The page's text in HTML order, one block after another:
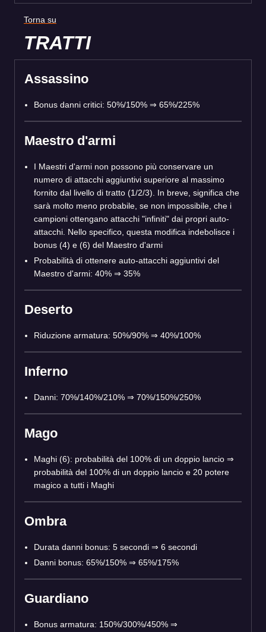
Torna su
TRATTI
Assassino
Bonus danni critici: 50%/150% ⇒ 65%/225%
Maestro d'armi
I Maestri d'armi non possono più conservare un
numero di attacchi aggiuntivi superiore al massimo
fornito dal livello di tratto (1/2/3). In breve, significa che
sarà molto meno probabile, se non impossibile, che i
campioni ottengano attacchi "infiniti" dai propri auto-
attacchi. Nello specifico, questa modifica indebolisce i
bonus (4) e (6) del Maestro d'armi
Probabilità di ottenere auto-attacchi aggiuntivi del
Maestro d'armi: 40% ⇒ 35%
Deserto
Riduzione armatura: 50%/90% ⇒ 40%/100%
Inferno
Danni: 70%/140%/210% ⇒ 70%/150%/250%
Mago
Maghi (6): probabilità del 100% di un doppio lancio ⇒
probabilità del 100% di un doppio lancio e 20 potere
magico a tutti i Maghi
Ombra
Durata danni bonus: 5 secondi ⇒ 6 secondi
Danni bonus: 65%/150% ⇒ 65%/175%
Guardiano
Bonus armatura: 150%/300%/450% ⇒